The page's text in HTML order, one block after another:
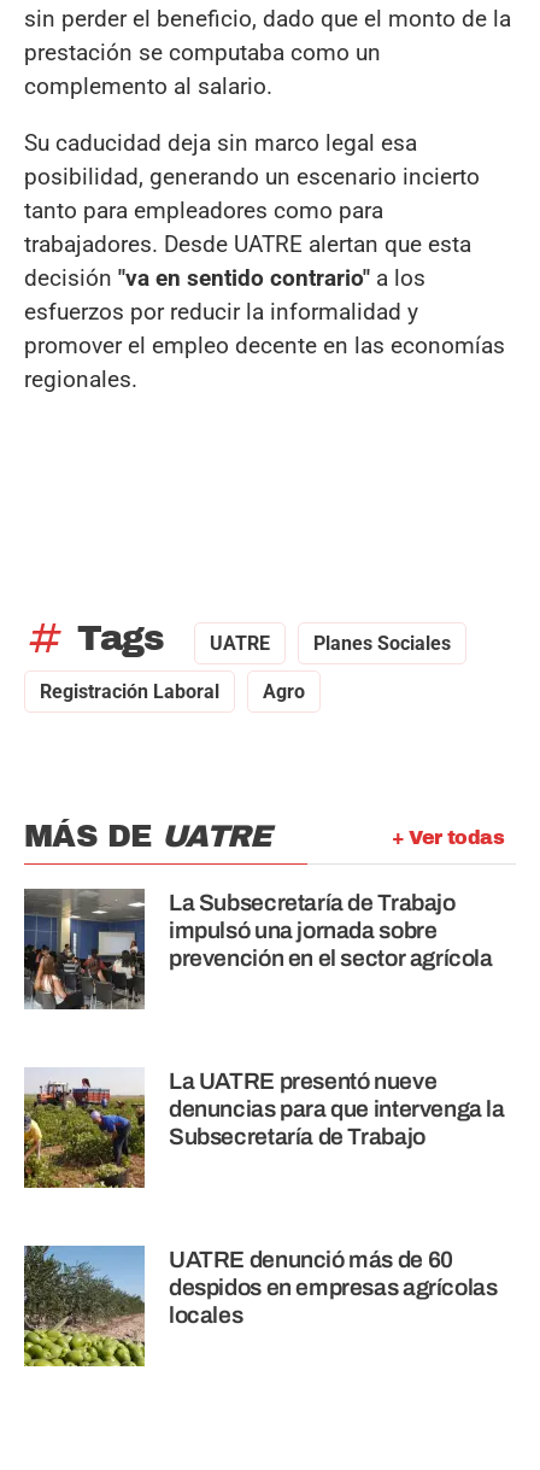
sin perder el beneficio, dado que el monto de la
prestación se computaba como un
complemento al salario.
Su caducidad deja sin marco legal esa
posibilidad, generando un escenario incierto
tanto para empleadores como para
trabajadores. Desde UATRE alertan que esta
decisión "va en sentido contrario" a los
esfuerzos por reducir la informalidad y
promover el empleo decente en las economías
regionales.
tag Tags UATRE Planes Sociales
Registración Laboral Agro
+ Ver todas
MÁS DE UATRE
La Subsecretaría de Trabajo
impulsó una jornada sobre
prevención en el sector agrícola
La UATRE presentó nueve
denuncias para que intervenga la
Subsecretaría de Trabajo
UATRE denunció más de 60
despidos en empresas agrícolas
locales